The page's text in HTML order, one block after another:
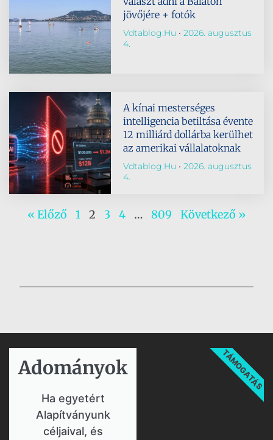
jövőjére + fotók
Vdtablog.hu
2026. augusztus
4.
A kínai mesterséges
intelligencia betiltása évente
12 milliárd dollárba kerülhet
az amerikai vállalatoknak
Vdtablog.hu
2026. augusztus
4.
« Előző 1 2 3 4 … 809 Következő »
Adományok​
Ha egyetért
Alapítványunk
céljaival, és
TÁMOGATÁS